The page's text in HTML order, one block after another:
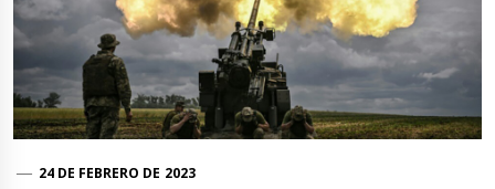
24 DE FEBRERO DE 2023